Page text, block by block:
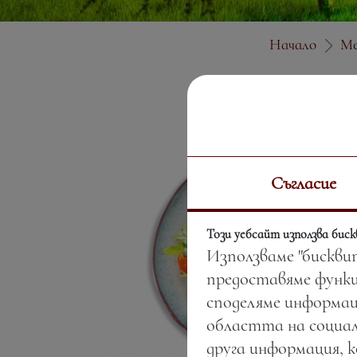
Начало
Съгласие
Този уебсайт използва
Използваме
предоставяме
споделяме
областта на
друга информация,